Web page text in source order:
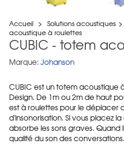
Accueil > Solutions acoustiques >
acoustique à roulettes
CUBIC - totem
Marque: Johanson
CUBIC est un totem acoustique
Design. De 1m ou 2m de haut
est à roulettes pour le déplacer
d'insonorisation. Si vous placez
absorbe les sons graves.
qualité du son des conversations.